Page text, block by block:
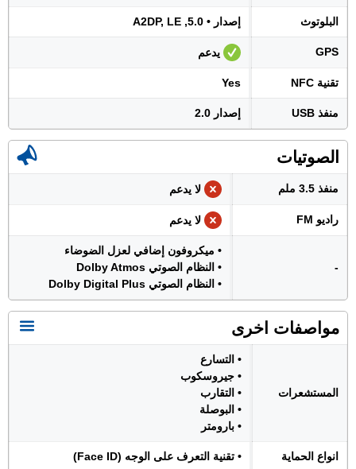
البلوتوث إصدار • 5.0, A2DP, LE
GPS يدعم
تقنية NFC Yes
منفذ USB إصدار 2.0
الصوتيات
منفذ 3.5 ملم لا يدعم
راديو FM لا يدعم
-
• ميكروفون إضافي لعزل الضوضاء
• النظام الصوتي Dolby Atmos
• النظام الصوتي Dolby Digital Plus
مواصفات اخرى
المستشعرات
• التسارع
• جيروسكوب
• التقارب
• البوصلة
• بارومتر
انواع الحماية • تقنية التعرف على الوجه (Face ID)